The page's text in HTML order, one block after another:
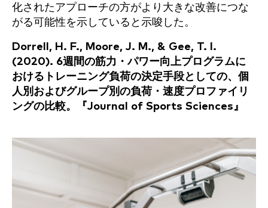
化されたアプローチの方がより大きな改善につな
がる可能性を示していると示唆した。
Dorrell, H. F., Moore, J. M., & Gee, T. I.
(2020). 6週間の筋力・パワー向上プログラムに
おけるトレーニング負荷の決定手段としての、個
人別およびグループ別の負荷・速度プロファイリ
ングの比較。『Journal of Sports Sciences』